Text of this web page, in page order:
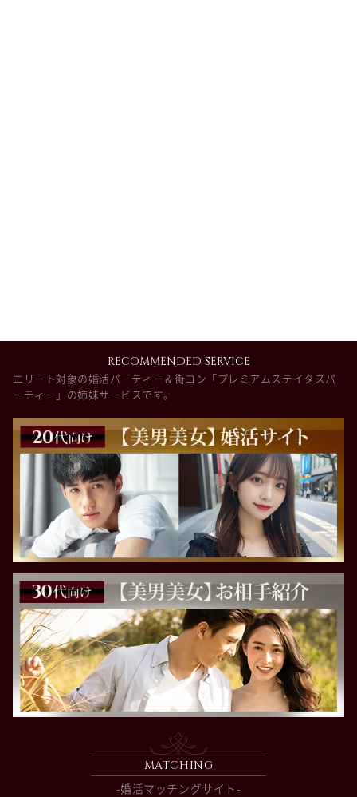
RECOMMENDED SERVICE
エリート対象の婚活パーティー＆街コン「プレミアムステイタスパ
ーティー」の姉妹サービスです。
MATCHING
-婚活マッチングサイト-